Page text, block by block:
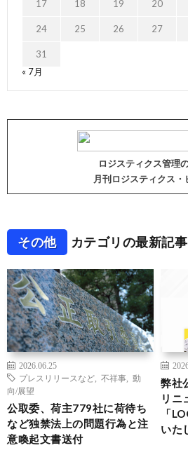
17 18 19 20
24 25 26 27
31
« 7月
ロジスティクス管理
月刊ロジスティクス・
その他 カテゴリの最新記事
2026.06.25
プレスリリースなど
不祥事
動
向/展望
公取委、荷主779社に荷待ち
など独禁法上の問題行為と注
意喚起文書送付
弊社
リニ
「
いた